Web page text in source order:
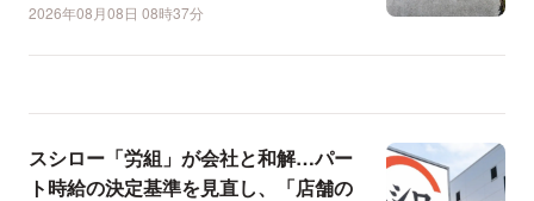
2026年08月08日 08時37分
スシロー「労組」が会社と和解…パー
ト時給の決定基準を見直し、「店舗の